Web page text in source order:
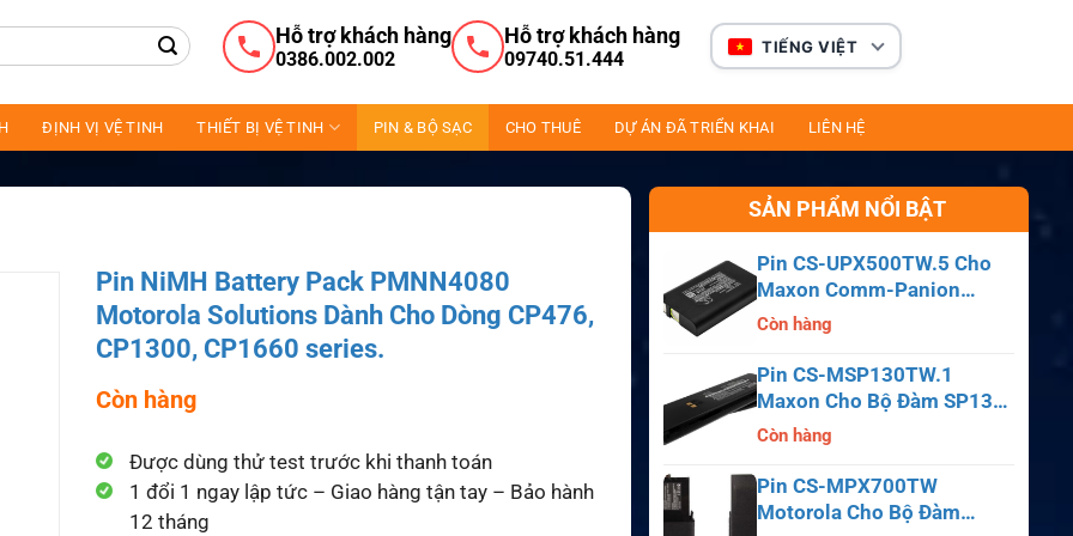
Hỗ trợ khách hàng
0386.002.002
Hỗ trợ khách hàng
09740.51.444
TIẾNG VIỆT
ĐỊNH VỊ VỆ TINH THIẾT BỊ VỆ TINH PIN & BỘ SẠC CHO THUÊ DỰ ÁN ĐÃ TRIỂN KHAI LIÊN HỆ
Pin NiMH Battery Pack PMNN4080
Motorola Solutions Dành Cho Dòng CP476,
CP1300, CP1660 series.
Còn hàng
Được dùng thử test trước khi thanh toán
1 đổi 1 ngay lập tức – Giao hàng tận tay – Bảo hành
12 tháng
SẢN PHẨM NỔI BẬT
Pin CS-UPX500TW.5 Cho
Maxon Comm-Panion
CP0150, CP0511, CP0515
Còn hàng
Pin CS-MSP130TW.1
Maxon Cho Bộ Đàm SP130,
SP140, SP150, SL55
Còn hàng
Pin CS-MPX700TW
Motorola Cho Bộ Đàm